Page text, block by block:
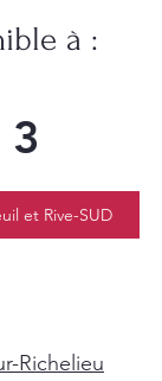
à :
3
et Rive-SUD
Richelieu